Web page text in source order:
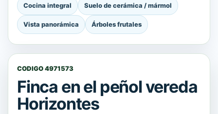
Cocina integral Suelo de cerámica / mármol
Vista panorámica Árboles frutales
CODIGO 4971573
Finca en el peñol vereda
Horizontes